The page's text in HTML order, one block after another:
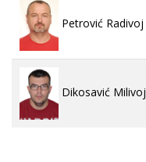
Petrović Radivoj
Dikosavić Milivoj